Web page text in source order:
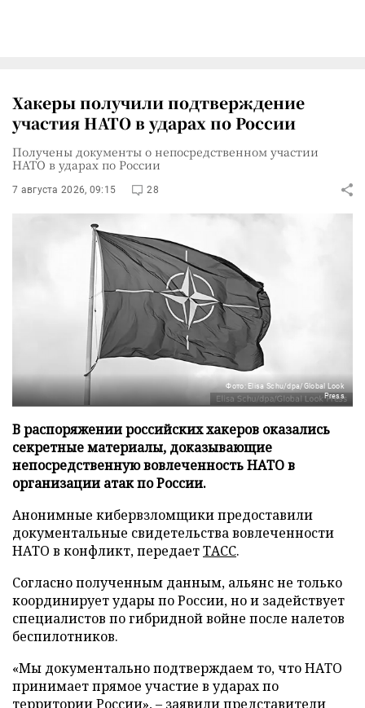
Хакеры получили подтверждение
участия НАТО в ударах по России
Получены документы о непосредственном участии
НАТО в ударах по России
7 августа 2026, 09:15 28
Фото: Elisa Schu/dpa/Global Look
Press
В распоряжении российских хакеров оказались
секретные материалы, доказывающие
непосредственную вовлеченность НАТО в
организации атак по России.
Анонимные кибервзломщики предоставили
документальные свидетельства вовлеченности
НАТО в конфликт, передаетТАСС.
Согласно полученным данным, альянс не только
координирует удары по России, но и задействует
специалистов по гибридной войне после налетов
беспилотников.
«Мы документально подтверждаем то, что НАТО
принимает прямое участие в ударах по
территории России», – заявили представители